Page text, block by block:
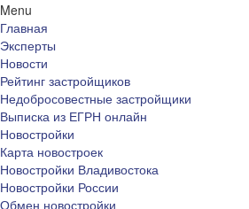
Menu
Главная
Эксперты
Новости
Рейтинг застройщиков
Недобросовестные застройщики
Выписка из ЕГРН онлайн
Новостройки
Карта новостроек
Новостройки Владивостока
Новостройки России
Обмен новостройки